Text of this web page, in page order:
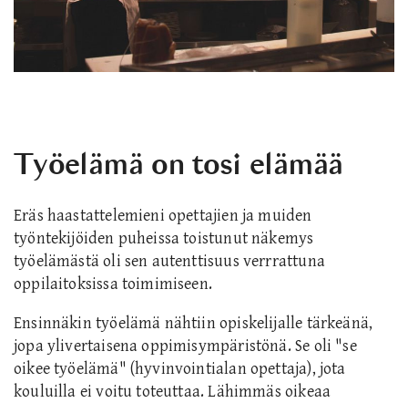
Työelämä on tosi elämää
Eräs haastattelemieni opettajien ja muiden
työntekijöiden puheissa toistunut näkemys
työelämästä oli sen autenttisuus verrrattuna
oppilaitoksissa toimimiseen.
Ensinnäkin työelämä nähtiin opiskelijalle tärkeänä,
jopa ylivertaisena oppimisympäristönä. Se oli "se
oikee työelämä" (hyvinvointialan opettaja), jota
kouluilla ei voitu toteuttaa. Lähimmäs oikeaa